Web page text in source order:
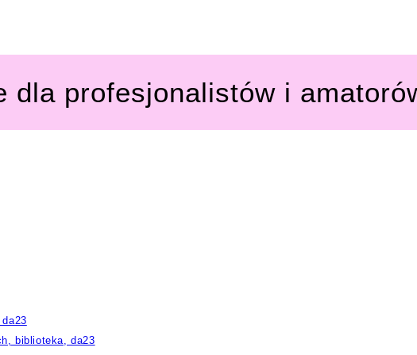
dla profesjonalistów i
biblioteka, da23